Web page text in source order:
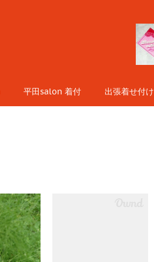
平田salon 着付 出張着せ付け